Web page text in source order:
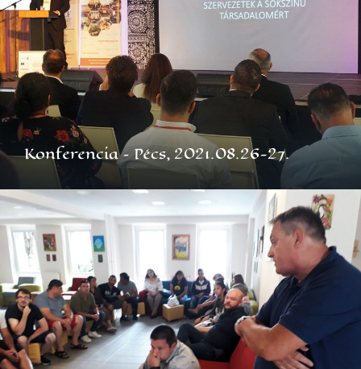
Konferencia – Pécs, 2021.08.26-27.